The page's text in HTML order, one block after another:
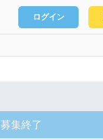
ログイン
募集終了